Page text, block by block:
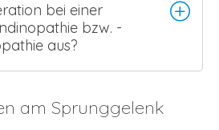
bei einer
bzw. -
aus?
am Sprunggelenk